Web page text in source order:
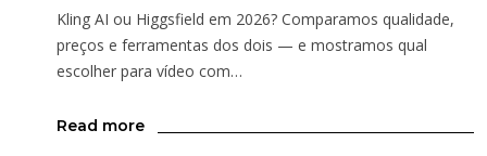
Kling AI ou Higgsfield em 2026? Comparamos qualidade,
preços e ferramentas dos dois — e mostramos qual
escolher para vídeo com…
Read more